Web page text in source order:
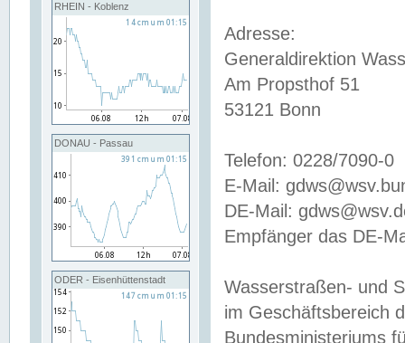
RHEIN - Koblenz
DONAU - Passau
ODER - Eisenhüttenstadt
Adresse:
Generaldirektion
Am Propsthof 51
53121 Bonn
Telefon: 0228/7090-0
E-Mail:
DE-Mail:
Empfänger das DE-
Wasserstraßen- und
im Geschäftsbereich
Bundesministeriums